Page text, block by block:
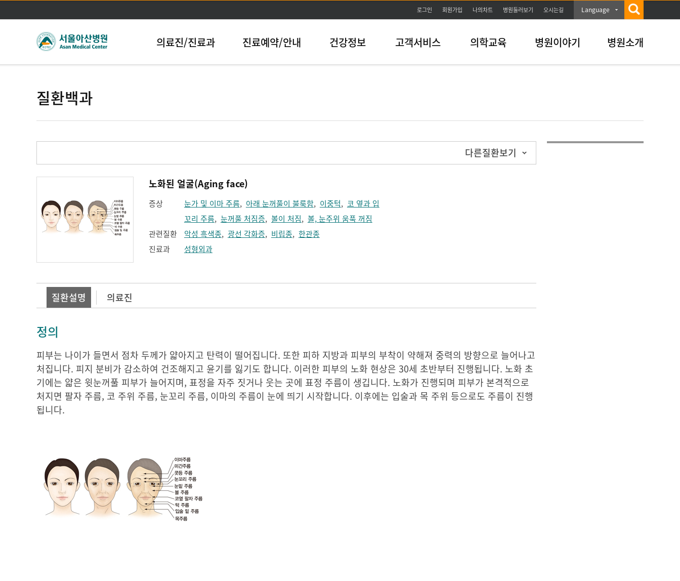
본문바로가기
로그인 회원가입 나의차트 병원둘러보기 오시는길 Language
의료진/진료과 진료예약/안내 건강정보 고객서비스 의학교육 병원이야기 병원소개
질환백과
다른질환보기
노화된 얼굴(Aging face)
증상 눈가 및 이마 주름, 아래 눈꺼풀이 불룩함, 이중턱, 코 옆과 입
꼬리 주름, 눈꺼풀 처짐증, 볼이 처짐, 볼, 눈주위 움푹 꺼짐
관련질환
악성 흑색종, 광선 각화증, 비립종, 한관종
진료과
성형외과
질환설명 의료진
정의
피부는 나이가 들면서 점차 두께가 얇아지고 탄력이 떨어집니다. 또한 피하 지방과 피부의 부착이 약해져 중력의 방향으로 늘어나고
처집니다. 피지 분비가 감소하여 건조해지고 윤기를 잃기도 합니다. 이러한 피부의 노화 현상은 30세 초반부터 진행됩니다. 노화 초
기에는 얇은 윗눈꺼풀 피부가 늘어지며, 표정을 자주 짓거나 웃는 곳에 표정 주름이 생깁니다. 노화가 진행되며 피부가 본격적으로
처지면 팔자 주름, 코 주위 주름, 눈꼬리 주름, 이마의 주름이 눈에 띄기 시작합니다. 이후에는 입술과 목 주위 등으로도 주름이 진행
됩니다.